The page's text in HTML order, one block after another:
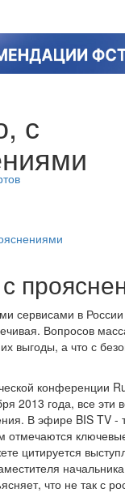
с
сервисами в
Вопросов
выгоды, а что с
конференции
2013 года, все эти
В эфире BIS TV -
отмечаются
цитируется
что не так с